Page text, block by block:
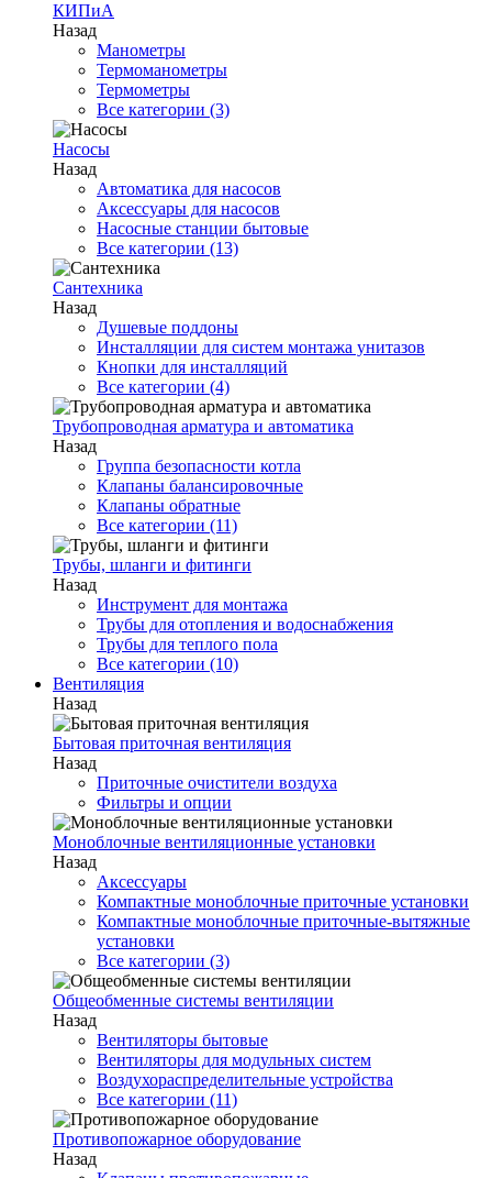
КИПиА
Назад
Манометры
Термоманометры
Термометры
Все категории (3)
Насосы
Назад
Автоматика для насосов
Аксессуары для насосов
Насосные станции бытовые
Все категории (13)
Сантехника
Назад
Душевые поддоны
Инсталляции для систем монтажа унитазов
Кнопки для инсталляций
Все категории (4)
Трубопроводная арматура и автоматика
Назад
Группа безопасности котла
Клапаны балансировочные
Клапаны обратные
Все категории (11)
Трубы, шланги и фитинги
Назад
Инструмент для монтажа
Трубы для отопления и водоснабжения
Трубы для теплого пола
Все категории (10)
Вентиляция
Назад
Бытовая приточная вентиляция
Назад
Приточные очистители воздуха
Фильтры и опции
Моноблочные вентиляционные установки
Назад
Аксессуары
Компактные моноблочные приточные установки
Компактные моноблочные приточные-вытяжные
установки
Все категории (3)
Общеобменные системы вентиляции
Назад
Вентиляторы бытовые
Вентиляторы для модульных систем
Воздухораспределительные устройства
Все категории (11)
Противопожарное оборудование
Назад